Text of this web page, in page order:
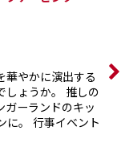
華やかに演出する
しょうか。 推しの
ガーランドのキッ
に。 行事イベント